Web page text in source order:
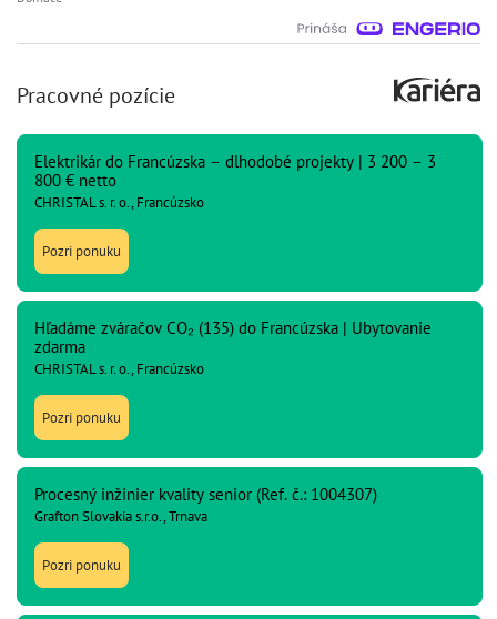
Pracovné pozície
Elektrikár do Francúzska – dlhodobé projekty | 3 200 – 3
800 € netto
CHRISTAL s. r. o., Francúzsko
Pozri ponuku
Hľadáme zváračov CO₂ (135) do Francúzska | Ubytovanie
zdarma
CHRISTAL s. r. o., Francúzsko
Pozri ponuku
Procesný inžinier kvality senior (Ref. č.: 1004307)
Grafton Slovakia s.r.o., Trnava
Pozri ponuku